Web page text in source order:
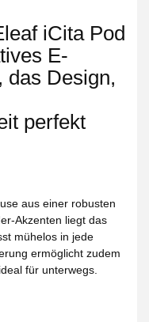
iCita Pod
E-
das Design,
perfekt
aus einer robusten
Akzenten liegt das
mühelos in jede
ermöglicht zudem
für unterwegs.